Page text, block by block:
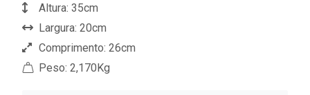
Altura: 35cm
Largura: 20cm
Comprimento: 26cm
Peso: 2,170Kg